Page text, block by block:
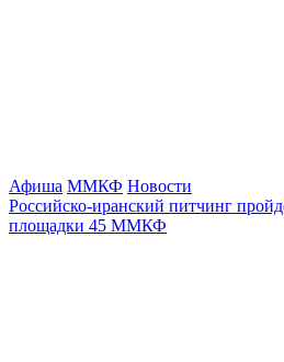
Афиша ММКФ Новости
Российско-иранский питчинг
площадки 45 ММКФ